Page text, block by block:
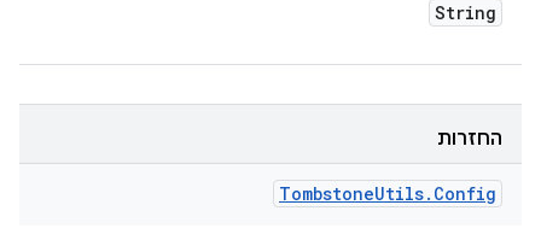
String
החזרות
TombstoneUtils. Config